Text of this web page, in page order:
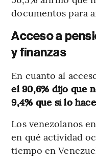
documentos para
Acceso a
y finanzas
En cuanto al
el 90,6% dijo que
9,4% que sí lo
Los venezolanos
en qué actividad
tiempo en